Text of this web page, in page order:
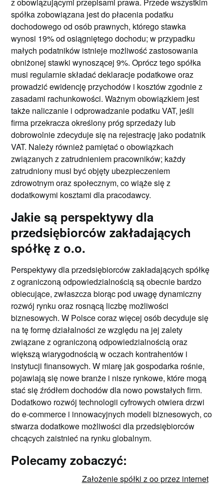
spółka zobowiązana jest do płacenia podatku
dochodowego od osób prawnych, którego stawka
wynosi 19% od osiągniętego dochodu; w przypadku
małych podatników istnieje możliwość zastosowania
obniżonej stawki wynoszącej 9%. Oprócz tego spółka
musi regularnie składać deklaracje podatkowe oraz
prowadzić ewidencję przychodów i kosztów zgodnie z
zasadami rachunkowości. Ważnym obowiązkiem jest
także naliczanie i odprowadzanie podatku VAT, jeśli
firma przekracza określony próg sprzedaży lub
dobrowolnie zdecyduje się na rejestrację jako podatnik
VAT. Należy również pamiętać o obowiązkach
związanych z zatrudnieniem pracowników; każdy
zatrudniony musi być objęty ubezpieczeniem
zdrowotnym oraz społecznym, co wiąże się z
dodatkowymi kosztami dla pracodawcy.
Jakie są perspektywy dla
przedsiębiorców zakładających
spółkę z o.o.
Perspektywy dla przedsiębiorców zakładających spółkę
z ograniczoną odpowiedzialnością są obecnie bardzo
obiecujące, zwłaszcza biorąc pod uwagę dynamiczny
rozwój rynku oraz rosnącą liczbę możliwości
biznesowych. W Polsce coraz więcej osób decyduje się
na tę formę działalności ze względu na jej zalety
związane z ograniczoną odpowiedzialnością oraz
większą wiarygodnością w oczach kontrahentów i
instytucji finansowych. W miarę jak gospodarka rośnie,
pojawiają się nowe branże i nisze rynkowe, które mogą
stać się źródłem dochodów dla nowo powstałych firm.
Dodatkowo rozwój technologii cyfrowych otwiera drzwi
do e-commerce i innowacyjnych modeli biznesowych, co
stwarza dodatkowe możliwości dla przedsiębiorców
chcących zaistnieć na rynku globalnym.
Polecamy zobaczyć:
Założenie spółki z oo przez internet